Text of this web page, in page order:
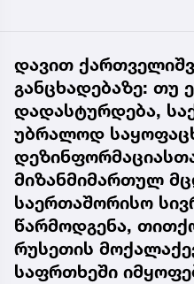
დავით
განცხადებაზე: თუ
დადასტურდება,
უბრალოდ
მიზანმიმართულ
საერთაშორისო
წარმოდგენა,
რუსეთის
საფრთხეში